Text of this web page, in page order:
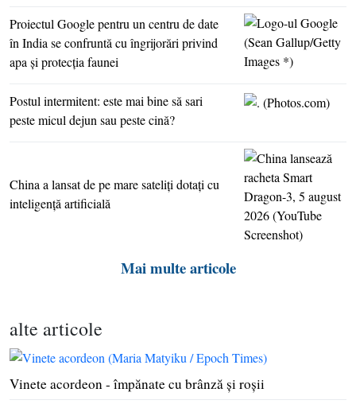
alte articole
Vinete acordeon - împănate cu brânză şi roşii
Proiectul Google pentru un centru de date
în India se confruntă cu îngrijorări privind
apa şi protecţia faunei
Postul intermitent: este mai bine să sari
peste micul dejun sau peste cină?
China a lansat de pe mare sateliţi dotaţi cu
inteligenţă artificială
Mai multe articole